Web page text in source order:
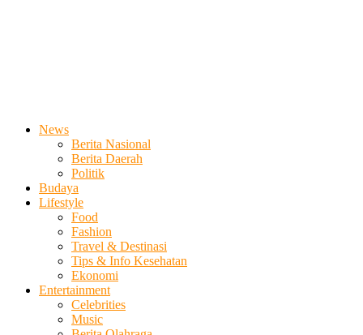
News
Berita Nasional
Berita Daerah
Politik
Budaya
Lifestyle
Food
Fashion
Travel & Destinasi
Tips & Info Kesehatan
Ekonomi
Entertainment
Celebrities
Music